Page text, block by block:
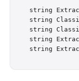
string
string
string
string